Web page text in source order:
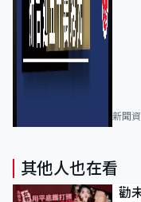
新聞
其他人也在看
勸